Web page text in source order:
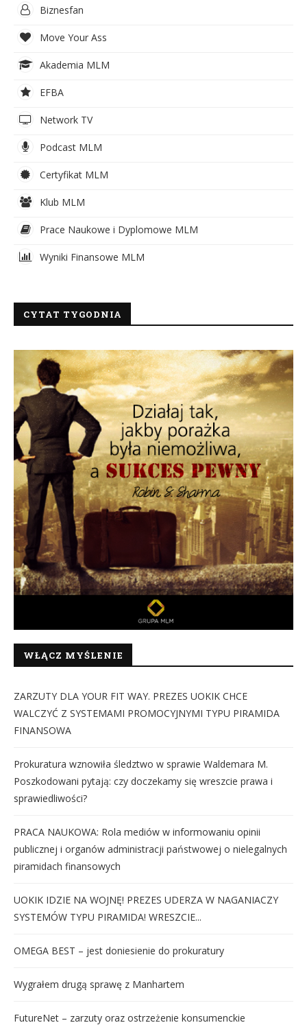
Biznesfan
Move Your Ass
Akademia MLM
EFBA
Network TV
Podcast MLM
Certyfikat MLM
Klub MLM
Prace Naukowe i Dyplomowe MLM
Wyniki Finansowe MLM
CYTAT TYGODNIA
WŁĄCZ MYŚLENIE
ZARZUTY DLA YOUR FIT WAY. PREZES UOKIK CHCE
WALCZYĆ Z SYSTEMAMI PROMOCYJNYMI TYPU PIRAMIDA
FINANSOWA
Prokuratura wznowiła śledztwo w sprawie Waldemara M.
Poszkodowani pytają: czy doczekamy się wreszcie prawa i
sprawiedliwości?
PRACA NAUKOWA: Rola mediów w informowaniu opinii
publicznej i organów administracji państwowej o nielegalnych
piramidach finansowych
UOKIK IDZIE NA WOJNĘ! PREZES UDERZA W NAGANIACZY
SYSTEMÓW TYPU PIRAMIDA! WRESZCIE...
OMEGA BEST – jest doniesienie do prokuratury
Wygrałem drugą sprawę z Manhartem
FutureNet – zarzuty oraz ostrzeżenie konsumenckie